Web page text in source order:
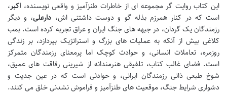
این کتاب روایت گر مجموعه ای از خاطرات طنزآمیز و واقعی نویسنده، اکبر،
است که در کنار همرزم بذله گو و دوست داشتنی اش، دارعلی، و دیگر
رزمندگان یک گردان، در جبهه های جنگ ایران و عراق تجربه کرده است. بمب
کلاغی بیش از آنکه به عملیات های بزرگ و استراتژیک بپردازد، بر زندگی
روزمره، تعاملات انسانی، و حوادث کوچک اما پرمعنای رزمندگان متمرکز
است. فضای غالب کتاب، تلفیقی هنرمندانه از شیرینی رفاقت های عمیق،
شوخ طبعی ذاتی رزمندگان ایرانی، و حوادثی است که در عین جدیت و
دشواری شرایط جنگ، موقعیت های طنزآمیز و فراموش نشدنی خلق می کنند.